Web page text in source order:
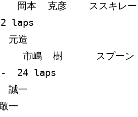
岡本  克彦    ススキレー
laps
元造
市嶋  樹      スプーン
24 laps
誠一
一